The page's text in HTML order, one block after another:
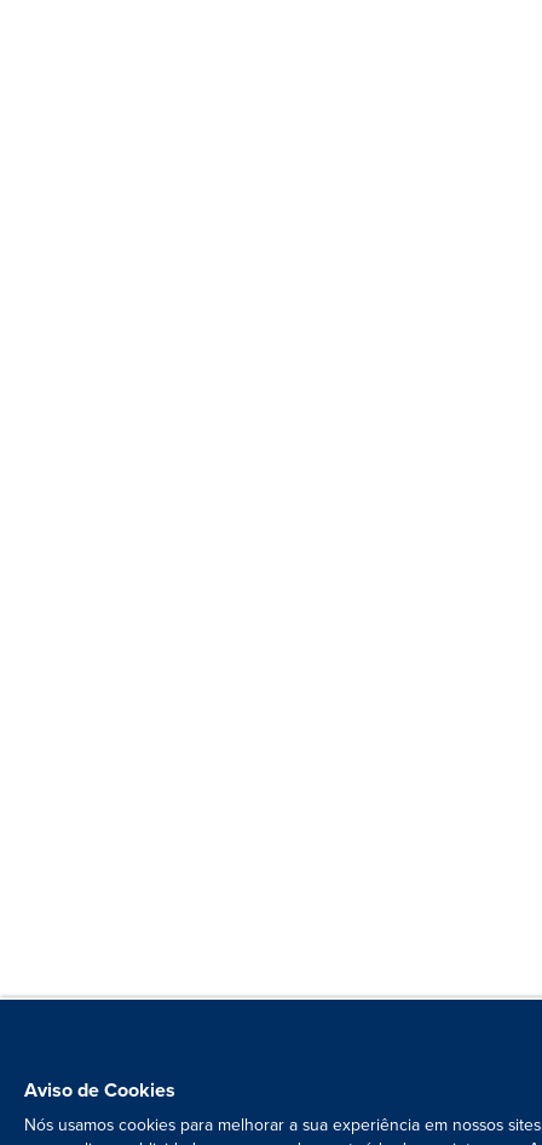
Aviso de Cookies
Nós usamos cookies para melhorar a sua experiência em nossos